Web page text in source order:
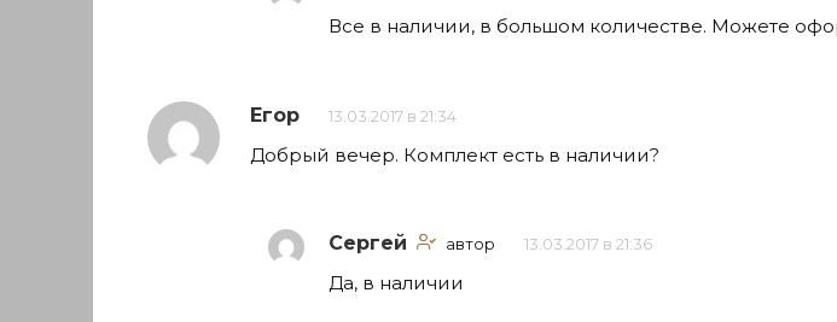
Все в наличии, в большом количестве. Можете
Егор 13.03.2017 в 21:34
Добрый вечер. Комплект есть в наличии?
Сергей автор 13.03.2017 в 21:36
Да, в наличии